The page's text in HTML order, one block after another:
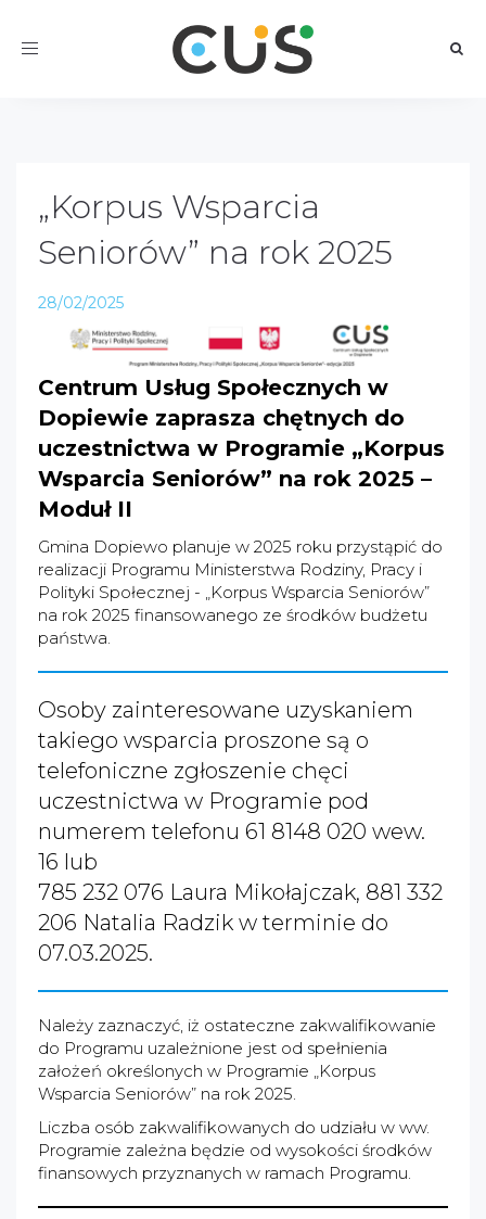
Toggle
„Korpus Wsparcia
Seniorów” na rok 2025
28/02/2025
Centrum Usług Społecznych w
Dopiewie zaprasza chętnych do
uczestnictwa w Programie „Korpus
Wsparcia Seniorów” na rok 2025 –
Moduł II
Gmina Dopiewo planuje w 2025 roku przystąpić do
realizacji Programu Ministerstwa Rodziny, Pracy i
Polityki Społecznej - „Korpus Wsparcia Seniorów”
na rok 2025 finansowanego ze środków budżetu
państwa.
Osoby zainteresowane uzyskaniem
takiego wsparcia proszone są o
telefoniczne zgłoszenie chęci
uczestnictwa w Programie pod
numerem telefonu 61 8148 020 wew.
16 lub
785 232 076 Laura Mikołajczak, 881 332
206 Natalia Radzik w terminie do
07.03.2025.
Należy zaznaczyć, iż ostateczne zakwalifikowanie
do Programu uzależnione jest od spełnienia
założeń określonych w Programie „Korpus
Wsparcia Seniorów” na rok 2025.
Liczba osób zakwalifikowanych do udziału w ww.
Programie zależna będzie od wysokości środków
finansowych przyznanych w ramach Programu.